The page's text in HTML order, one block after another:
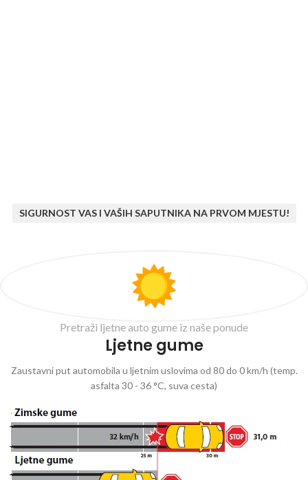
SIGURNOST VAS I VAŠIH SAPUTNIKA NA PRVOM MJESTU!
Pretraži ljetne auto gume iz naše ponude
Ljetne gume
Zaustavni put automobila u ljetnim uslovima od 80 do 0 km/h (temp.
asfalta 30 - 36 °C, suva cesta)